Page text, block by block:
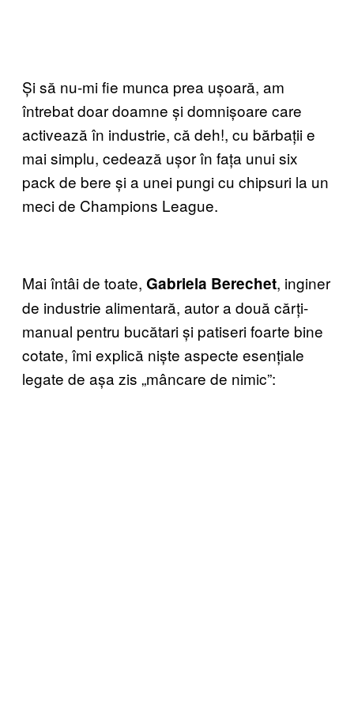
Și să nu-mi fie munca prea ușoară, am
întrebat doar doamne și domnișoare care
activează în industrie, că deh!, cu bărbații e
mai simplu, cedează ușor în fața unui six
pack de bere și a unei pungi cu chipsuri la un
meci de Champions League.
Mai întâi de toate, Gabriela Berechet, inginer
de industrie alimentară, autor a două cărți-
manual pentru bucătari și patiseri foarte bine
cotate, îmi explică niște aspecte esențiale
legate de așa zis „mâncare de nimic”: